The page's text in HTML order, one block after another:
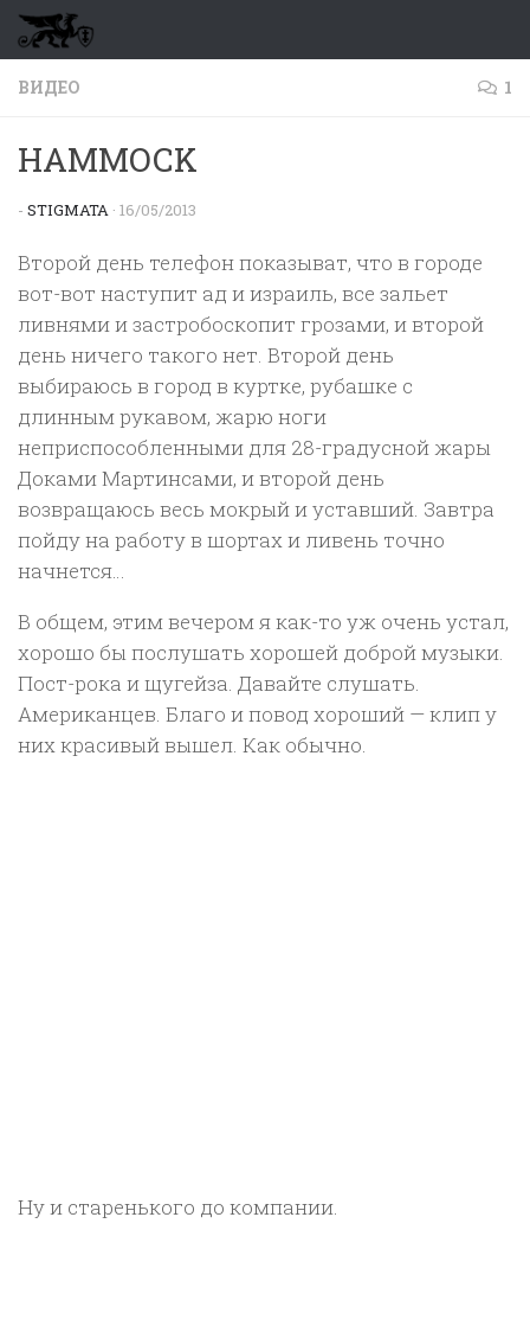
Перейти к содержимому
ВИДЕО 1
HAMMOCK
- STIGMATA · 16/05/2013
Второй день телефон показыват, что в городе
вот-вот наступит ад и израиль, все зальет
ливнями и застробоскопит грозами, и второй
день ничего такого нет. Второй день
выбираюсь в город в куртке, рубашке с
длинным рукавом, жарю ноги
неприспособленными для 28-градусной жары
Доками Мартинсами, и второй день
возвращаюсь весь мокрый и уставший. Завтра
пойду на работу в шортах и ливень точно
начнется…
В общем, этим вечером я как-то уж очень устал,
хорошо бы послушать хорошей доброй музыки.
Пост-рока и щугейза. Давайте слушать.
Американцев. Благо и повод хороший — клип у
них красивый вышел. Как обычно.
Ну и старенького до компании.